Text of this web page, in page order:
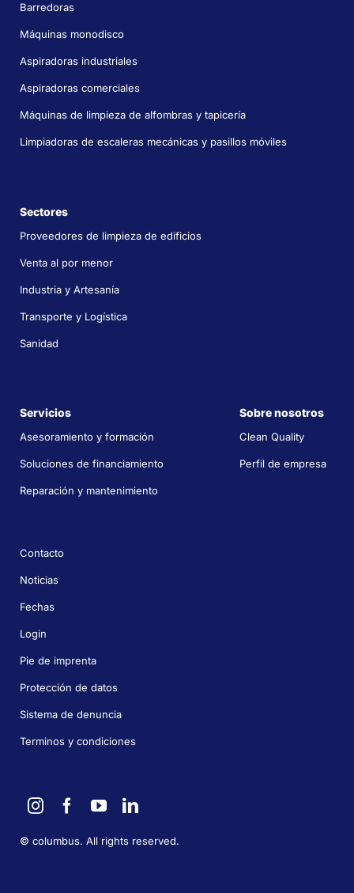
Barredoras
Máquinas monodisco
Aspiradoras industriales
Aspiradoras comerciales
Máquinas de limpieza de alfombras y tapicería
Limpiadoras de escaleras mecánicas y pasillos móviles
Sectores
Proveedores de limpieza de edificios
Venta al por menor
Industria y Artesanía
Transporte y Logística
Sanidad
Servicios
Asesoramiento y formación
Soluciones de financiamiento
Reparación y mantenimiento
Sobre nosotros
Clean Quality
Perfil de empresa
Contacto
Noticias
Fechas
Login
Pie de imprenta
Protección de datos
Sistema de denuncia
Terminos y condiciones
© columbus. All rights reserved.